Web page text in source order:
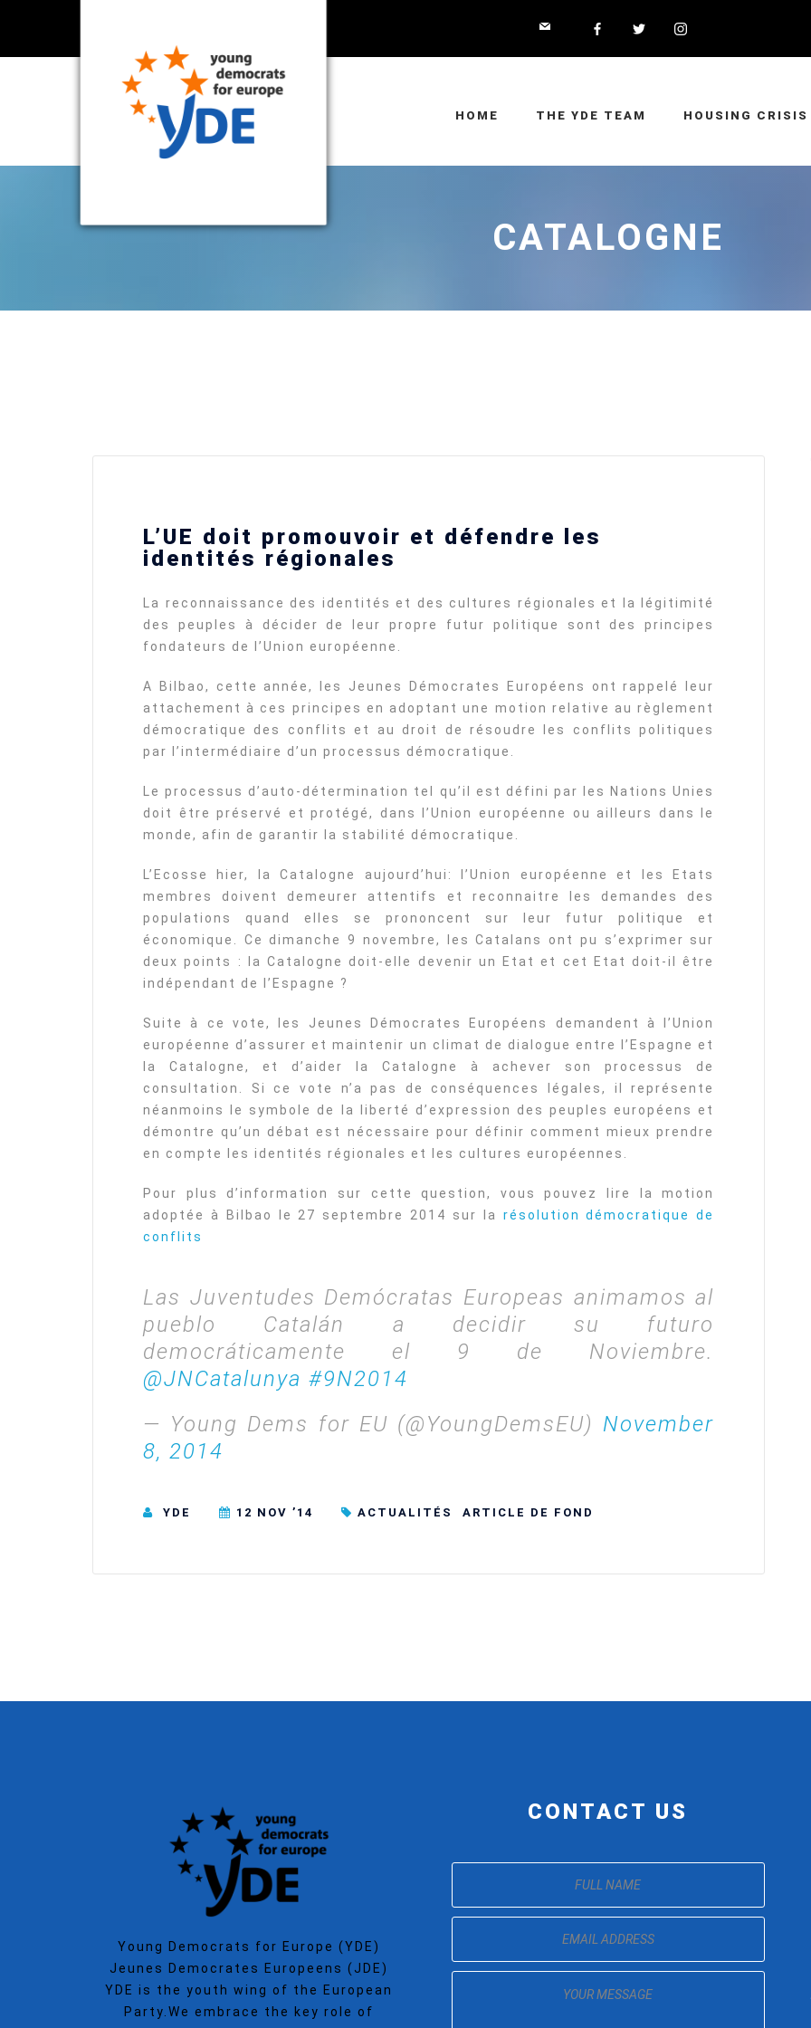
HOME THE YDE TEAM HOUSING CRISIS
CATALOGNE
L’UE doit promouvoir et défendre les
identités régionales
La reconnaissance des identités et des cultures régionales et la légitimité
des peuples à décider de leur propre futur politique sont des principes
fondateurs de l’Union européenne.
A Bilbao, cette année, les Jeunes Démocrates Européens ont rappelé leur
attachement à ces principes en adoptant une motion relative au règlement
démocratique des conflits et au droit de résoudre les conflits politiques
par l’intermédiaire d’un processus démocratique.
Le processus d’auto-détermination tel qu’il est défini par les Nations Unies
doit être préservé et protégé, dans l’Union européenne ou ailleurs dans le
monde, afin de garantir la stabilité démocratique.
L’Ecosse hier, la Catalogne aujourd’hui: l’Union européenne et les Etats
membres doivent demeurer attentifs et reconnaitre les demandes des
populations quand elles se prononcent sur leur futur politique et
économique. Ce dimanche 9 novembre, les Catalans ont pu s’exprimer sur
deux points : la Catalogne doit-elle devenir un Etat et cet Etat doit-il être
indépendant de l’Espagne ?
Suite à ce vote, les Jeunes Démocrates Européens demandent à l’Union
européenne d’assurer et maintenir un climat de dialogue entre l’Espagne et
la Catalogne, et d’aider la Catalogne à achever son processus de
consultation. Si ce vote n’a pas de conséquences légales, il représente
néanmoins le symbole de la liberté d’expression des peuples européens et
démontre qu’un débat est nécessaire pour définir comment mieux prendre
en compte les identités régionales et les cultures européennes.
Pour plus d’information sur cette question, vous pouvez lire la motion
adoptée à Bilbao le 27 septembre 2014 sur la résolution démocratique de
conflits
Las Juventudes Demócratas Europeas animamos al
pueblo Catalán a decidir su futuro
democráticamente el 9 de Noviembre.
@JNCatalunya #9N2014
— Young Dems for EU (@YoungDemsEU) November
8, 2014
YDE 12 NOV ’14 ACTUALITÉS ARTICLE DE FOND
Europe’s future — and we will
not look away
Statement by the Young
Democrats for Europe on the
SECGEN , 5 JAN ’26
Increasing Youth Participation
in Politics
SECGEN , 17 AUG ’25
Support for LYMEC and ALDE
party
YDE fully supports
President Zelensky
and the Ukrainian
Young Democrats for Europe (YDE)
Jeunes Democrates Europeens (JDE)
YDE is the youth wing of the European
Party.We embrace the key role of
CONTACT US